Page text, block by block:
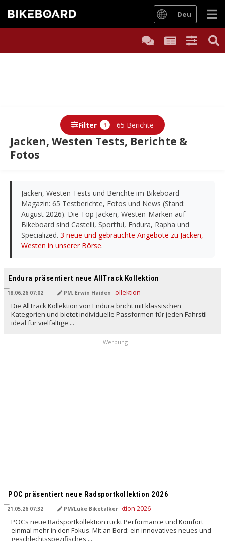
Deu
Jacken, Westen Tests, Berichte &
Fotos
Filter 1 65 Berichte
Berichte
Jacken, Westen Tests und Berichte im Bikeboard
Magazin: 65 Testberichte, Fotos und News (Stand:
August 2026). Die Top Jacken, Westen-Marken auf
Bikeboard sind Castelli, Sportful, Endura, Rapha und
Specialized. 3 neue und gebrauchte Angebote zu Jacken,
Westen in unserer Börse.
Endura präsentiert neue AllTrack Kollektion
18.06.26 07:02 PM, Erwin Haiden
Die AllTrack Kollektion von Endura bricht mit klassischen
Kategorien und bietet individuelle Passformen für jeden Fahrstil -
ideal für vielfältige ...
Werbung
POC präsentiert neue Radsportkollektion 2026
21.05.26 07:32 PM/Luke Biketalker
POCs neue Radsportkollektion rückt Performance und Komfort
einmal mehr in den Fokus. Mit an Bord: ein innovatives neues und
geschlechtsspezifisches ...